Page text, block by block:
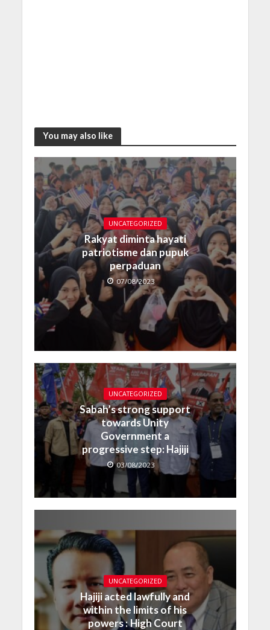
You may also like
UNCATEGORIZED
Rakyat diminta hayati
patriotisme dan pupuk
perpaduan
07/08/2023
UNCATEGORIZED
Sabah’s strong support
towards Unity
Government a
progressive step: Hajiji
03/08/2023
UNCATEGORIZED
Hajiji acted lawfully and
within the limits of his
powers : High Court